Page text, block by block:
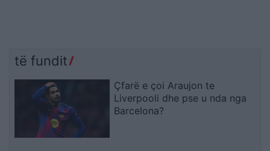
të fundit
Çfarë e çoi Araujon te
Liverpooli dhe pse u nda nga
Barcelona?